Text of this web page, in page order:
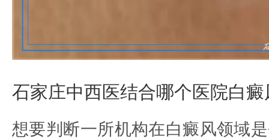
石家庄中西医结合哪个医院白癜
想要判断一所机构在白癜风领域